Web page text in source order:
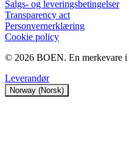
Salgs‑ og leveringsbetingelser
Transparency act
Personvernerklæring
Cookie policy
© 2026 BOEN. En merkevare i
Leverandør
Norway (Norsk)